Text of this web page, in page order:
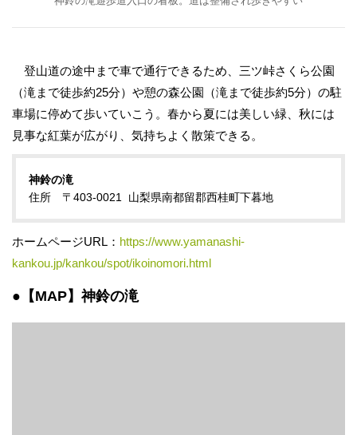
登山道の途中まで車で通行できるため、三ツ峠さくら公園
（滝まで徒歩約25分）や憩の森公園（滝まで徒歩約5分）の駐
車場に停めて歩いていこう。春から夏には美しい緑、秋には
見事な紅葉が広がり、気持ちよく散策できる。
神鈴の滝
住所 〒403-0021 山梨県南都留郡西桂町下暮地
ホームページURL： https://www.yamanashi-
kankou.jp/kankou/spot/ikoinomori.html
●【MAP】 神鈴の滝